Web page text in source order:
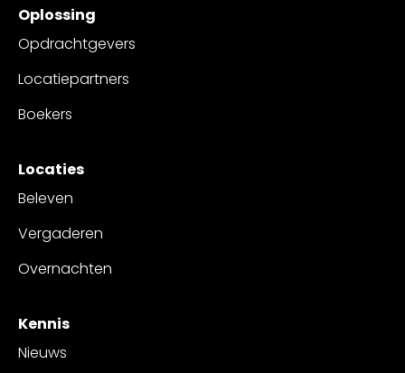
Oplossing
Opdrachtgevers
Locatiepartners
Boekers
Locaties
Beleven
Vergaderen
Overnachten
Kennis
Nieuws